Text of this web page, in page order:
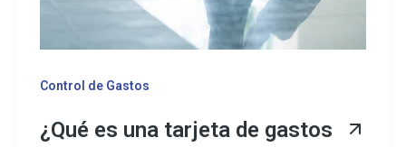
Control de Gastos
¿Qué es una tarjeta de gastos